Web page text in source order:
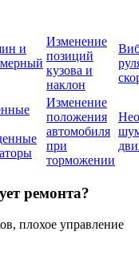
и
Изменение
позиций
кузова и
наклон
Изменение
положения
автомобиля
при
торможении
ремонта?
плохое управление